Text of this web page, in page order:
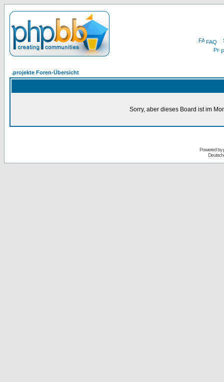
FAQ
.projekte Foren-Übersicht
Sorry, aber dieses Board ist im
Powered by